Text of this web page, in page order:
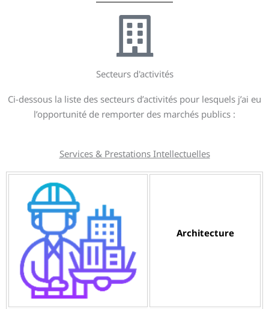
Secteurs d'activités
Ci-dessous la liste des secteurs d’activités pour lesquels j’ai eu
l’opportunité de remporter des marchés publics :
Services & Prestations Intellectuelles
Architecture